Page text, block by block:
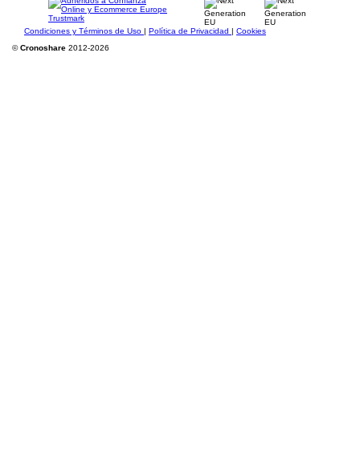
Condiciones y Términos de Uso | Política de Privacidad | Cookies
©Cronoshare 2012-2026